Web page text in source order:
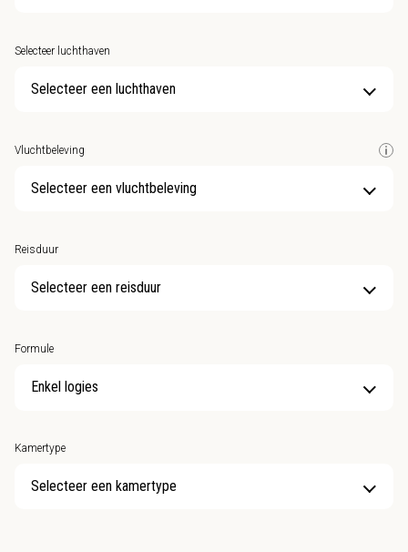
Selecteer luchthaven
Selecteer een luchthaven
Vluchtbeleving
Selecteer een vluchtbeleving
Reisduur
Selecteer een reisduur
Formule
Kamertype
Selecteer een kamertype